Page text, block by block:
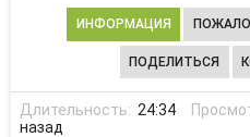
ИНФОРМАЦИЯ
ПОДЕЛИТЬСЯ
Длительность: 24:34
назад